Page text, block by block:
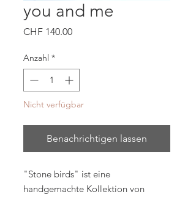
you and me
CHF 140.00Preis
Anzahl *
Nicht verfügbar
Benachrichtigen lassen
"Stone birds" ist eine
handgemachte Kollektion von